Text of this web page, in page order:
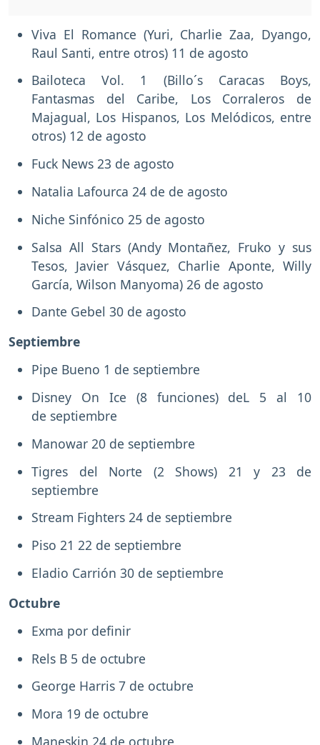
Viva El Romance (Yuri, Charlie Zaa, Dyango,
Raul Santi, entre otros) 11 de agosto
Bailoteca Vol. 1 (Billo´s Caracas Boys,
Fantasmas del Caribe, Los Corraleros de
Majagual, Los Hispanos, Los Melódicos, entre
otros) 12 de agosto
Fuck News 23 de agosto
Natalia Lafourca 24 de de agosto
Niche Sinfónico 25 de agosto
Salsa All Stars (Andy Montañez, Fruko y sus
Tesos, Javier Vásquez, Charlie Aponte, Willy
García, Wilson Manyoma) 26 de agosto
Dante Gebel 30 de agosto
Septiembre
Pipe Bueno 1 de septiembre
Disney On Ice (8 funciones) deL 5 al 10
de septiembre
Manowar 20 de septiembre
Tigres del Norte (2 Shows) 21 y 23 de
septiembre
Stream Fighters 24 de septiembre
Piso 21 22 de septiembre
Eladio Carrión 30 de septiembre
Octubre
Exma por definir
Rels B 5 de octubre
George Harris 7 de octubre
Mora 19 de octubre
Maneskin 24 de octubre